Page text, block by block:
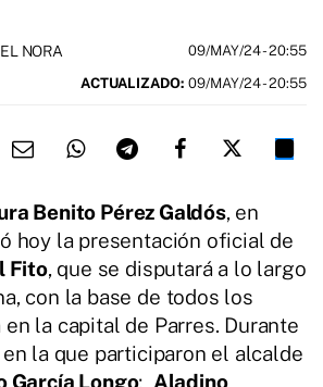
NORA 09/MAY/24- 20:55
ACTUALIZADO: 09/MAY/24 - 20:55
Benito Pérez Galdós, en
hoy la presentación oficial de
Fito, que se disputará a lo largo
con la base de todos los
la capital de Parres. Durante
la que participaron el alcalde
García Longo; Aladino